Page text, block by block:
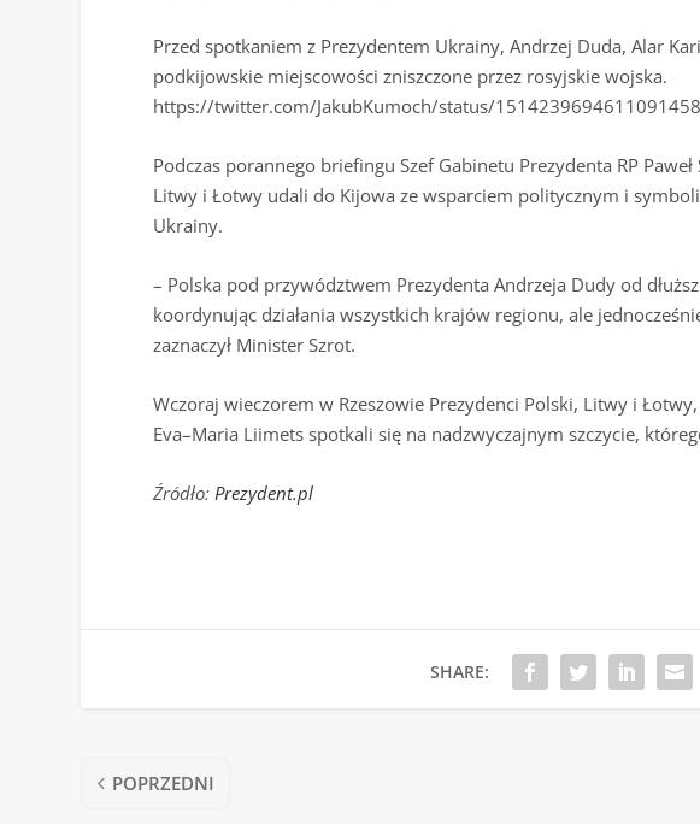
Przed spotkaniem z Prezydentem Ukrainy, Andrzej Duda, Alar
podkijowskie miejscowości zniszczone przez rosyjskie wojska.
https://twitter.com/JakubKumoch/status/1514239694611091458
Podczas porannego briefingu Szef Gabinetu Prezydenta RP
Litwy i Łotwy udali do Kijowa ze wsparciem politycznym i
Ukrainy.
– Polska pod przywództwem Prezydenta Andrzeja Dudy od
koordynując działania wszystkich krajów regionu, ale
zaznaczył Minister Szrot.
Wczoraj wieczorem w Rzeszowie Prezydenci Polski, Litwy i
Eva–Maria Liimets spotkali się na nadzwyczajnym szczycie,
Źródło: Prezydent.pl
SHARE:
POPRZEDNI